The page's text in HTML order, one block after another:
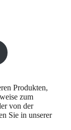
Produkten,
zum
von der
Sie in unserer